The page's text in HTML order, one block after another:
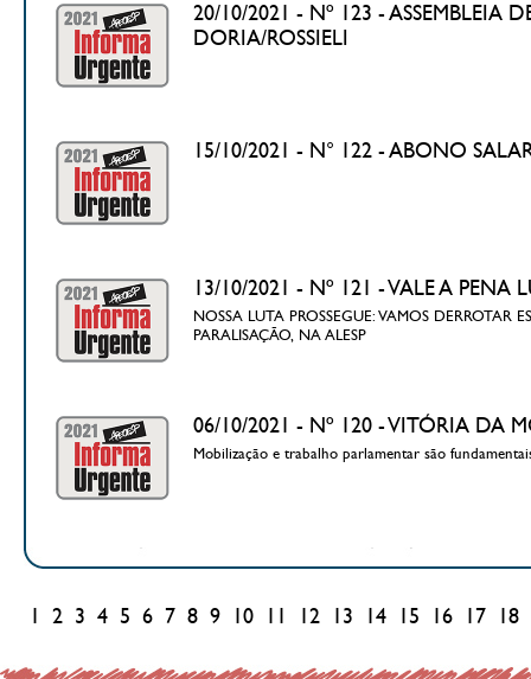
20/10/2021 - Nº 123 - ASSEMBLEIA
DORIA/ROSSIELI
15/10/2021 - N° 122 - ABONO
13/10/2021 - Nº 121 - VALE A
NOSSA LUTA PROSSEGUE: VAMOS DERROTAR
PARALISAÇÃO, NA ALESP
06/10/2021 - Nº 120 - VITÓRIA DA
Mobilização e trabalho parlamentar são
2 3 4 5 6 7 8 9 10 12 13 14 15 16 17 18